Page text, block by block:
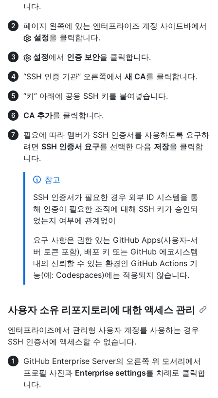
니다.
페이지 왼쪽에 있는 엔터프라이즈 계정 사이드바에서
설정을 클릭합니다.
설정에서 인증 보안을 클릭합니다.
“SSH 인증 기관” 오른쪽에서 새 CA를 클릭합니다.
“키” 아래에 공용 SSH 키를 붙여넣습니다.
CA 추가를 클릭합니다.
필요에 따라 멤버가 SSH 인증서를 사용하도록 요구하
려면 SSH 인증서 요구를 선택한 다음 저장을 클릭합
니다.
참고
SSH 인증서가 필요한 경우 외부 ID 시스템을 통
해 인증이 필요한 조직에 대해 SSH 키가 승인되
었는지 여부에 관계없이
요구 사항은 권한 있는 GitHub Apps(사용자-서
버 토큰 포함), 배포 키 또는 GitHub 에코시스템
내의 신뢰할 수 있는 환경인 GitHub Actions 기
능(예: Codespaces)에는 적용되지 않습니다.
사용자 소유 리포지토리에 대한 액세스 관리
엔터프라이즈에서 관리형 사용자 계정를 사용하는 경우
SSH 인증서에 액세스할 수 없습니다.
GitHub Enterprise Server의 오른쪽 위 모서리에서
프로필 사진과 Enterprise settings를 차례로 클릭합
니다.